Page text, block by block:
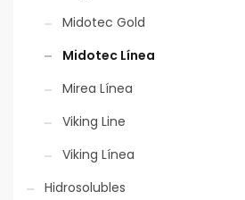
Aplicación mecánica
Midotec Gold
Midotec Línea
Mirea Línea
Viking Line
Viking Línea
Hidrosolubles